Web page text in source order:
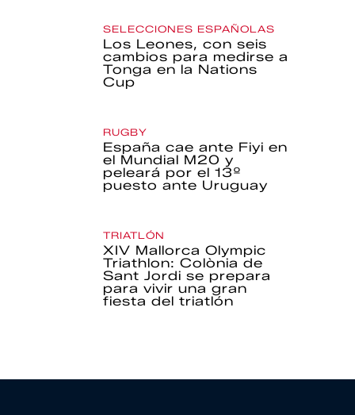
SELECCIONES ESPAÑOLAS
Los Leones, con seis
cambios para medirse a
Tonga en la Nations
Cup
RUGBY
España cae ante Fiyi en
el Mundial M20 y
peleará por el 13º
puesto ante Uruguay
TRIATLÓN
XIV Mallorca Olympic
Triathlon: Colònia de
Sant Jordi se prepara
para vivir una gran
fiesta del triatlón